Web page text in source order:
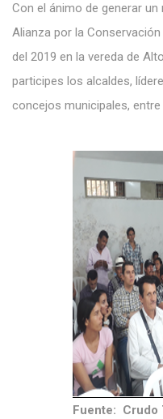
Con el ánimo de generar
Alianza por la
del 2019 en la vereda de
participes los alcaldes,
concejos municipales,
Fuente: Crudo